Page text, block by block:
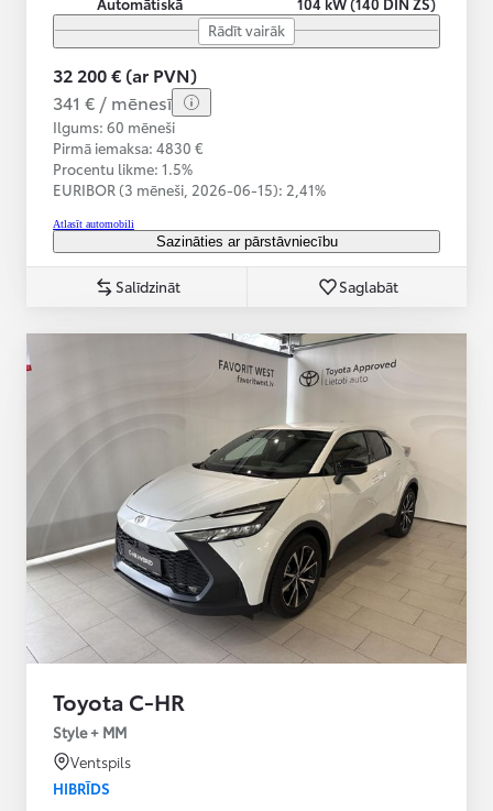
Rādīt vairāk
32 200 € (ar PVN)
341 € / mēnesī
Ilgums: 60 mēneši
Pirmā iemaksa: 4830 €
Procentu likme: 1.5%
EURIBOR (3 mēneši, 2026-06-15): 2,41%
Atlasīt automobili
Sazināties ar pārstāvniecību
Salīdzināt Saglabāt
Toyota C-HR
Style + MM
Ventspils
HIBRĪDS